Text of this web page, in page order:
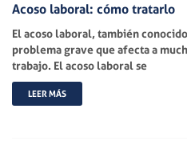
Acoso laboral: cómo tratarlo
El acoso laboral, también
problema grave que afecta a
trabajo. El acoso laboral se
LEER MÁS